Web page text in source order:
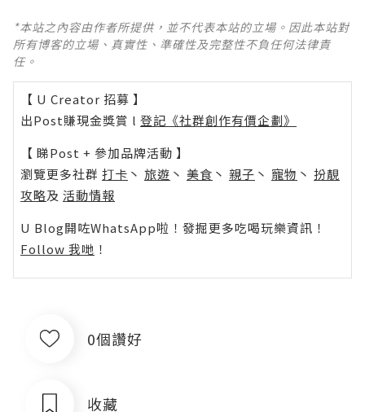
*本站之內容由作者所提供，並不代表本站的立場。因此本站對
所有博客的立場、真實性、準確性及完整性不負任何法律責
任。
【 U Creator 招募 】
出Post賺現金獎賞 l 登記《社群創作有價企劃》
【 睇Post + 參加品牌活動 】
瀏覽更多社群 打卡 丶 旅遊 丶 美食 丶 親子 丶 寵物 丶 扮靚
攻略及 活動情報
U Blog開咗WhatsApp啦！發掘更多吃喝玩樂資訊！
Follow 我哋 ！
0個讚好
收藏